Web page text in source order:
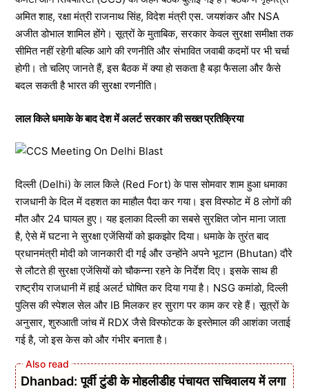
अमित शाह, रक्षा मंत्री राजनाथ सिंह, विदेश मंत्री एस. जयशंकर और NSA
अजीत डोभाल शामिल होंगे। सूत्रों के मुताबिक, सरकार केवल सुरक्षा समीक्षा तक
सीमित नहीं रहेगी बल्कि आगे की रणनीति और संभावित जवाबी कदमों पर भी चर्चा
होगी। तो चलिए जानते हैं, इस बैठक में क्या हो सकता है बड़ा फैसला और कैसे
बदल सकती है भारत की सुरक्षा रणनीति।
लाल किले धमाके के बाद देश में अलर्ट सरकार की सख्त प्रतिक्रिया
दिल्ली (Delhi) के लाल किले (Red Fort) के पास सोमवार शाम हुआ धमाका
राजधानी के दिल में दहशत का माहौल पैदा कर गया। इस विस्फोट में 8 लोगों की
मौत और 24 घायल हुए। यह इलाका दिल्ली का सबसे सुरक्षित जोन माना जाता
है, ऐसे में घटना ने सुरक्षा एजेंसियों को झकझोर दिया। धमाके के तुरंत बाद
प्रधानमंत्री मोदी को जानकारी दी गई और उन्होंने अपने भूटान (Bhutan) दौरे
से लौटते ही सुरक्षा एजेंसियों को चौकन्ना रहने के निर्देश दिए। इसके साथ ही
राष्ट्रीय राजधानी में हाई अलर्ट घोषित कर दिया गया है। NSG कमांडो, दिल्ली
पुलिस की स्पेशल सेल और IB मिलकर हर सुराग पर काम कर रहे हैं। सूत्रों के
अनुसार, शुरुआती जांच में RDX जैसे विस्फोटक के इस्तेमाल की आशंका जताई
गई है, जो इस केस को और गंभीर बनाता है।
Dhanbad: पूर्वी टुंडी के मोहलीडीह पंचायत सचिवालय में लगा